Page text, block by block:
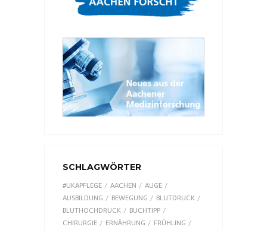
SCHLAGWÖRTER
#UKAPFLEGE AACHEN
AUGE
AUSBILDUNG
BEWEGUNG
BLUTDRUCK
BLUTHOCHDRUCK
BUCHTIPP
CHIRURGIE
ERNÄHRUNG
FRÜHLING